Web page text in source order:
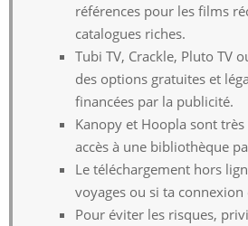
références pour les films
catalogues riches.
Tubi TV, Crackle, Pluto TV
des options gratuites et
financées par la publicité.
Kanopy et Hoopla sont
accès à une bibliothèque
Le téléchargement hors
voyages ou si ta connexion
Pour éviter les risques,